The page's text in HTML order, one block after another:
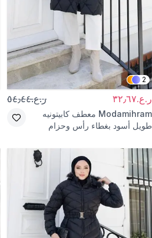
2
ر.ع.٣٢٫٦٧ ر.ع.٥٤٫٤٤
Modamihram معطف كابيتونيه
طويل أسود بغطاء رأس وحزام